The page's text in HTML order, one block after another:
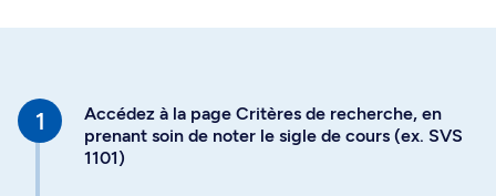
Accédez à la page Critères de recherche, en
prenant soin de noter le sigle de cours (ex. SVS
1101)